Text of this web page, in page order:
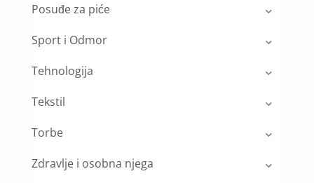
Posuđe za piće
Sport i Odmor
Tehnologija
Tekstil
Torbe
Zdravlje i osobna njega